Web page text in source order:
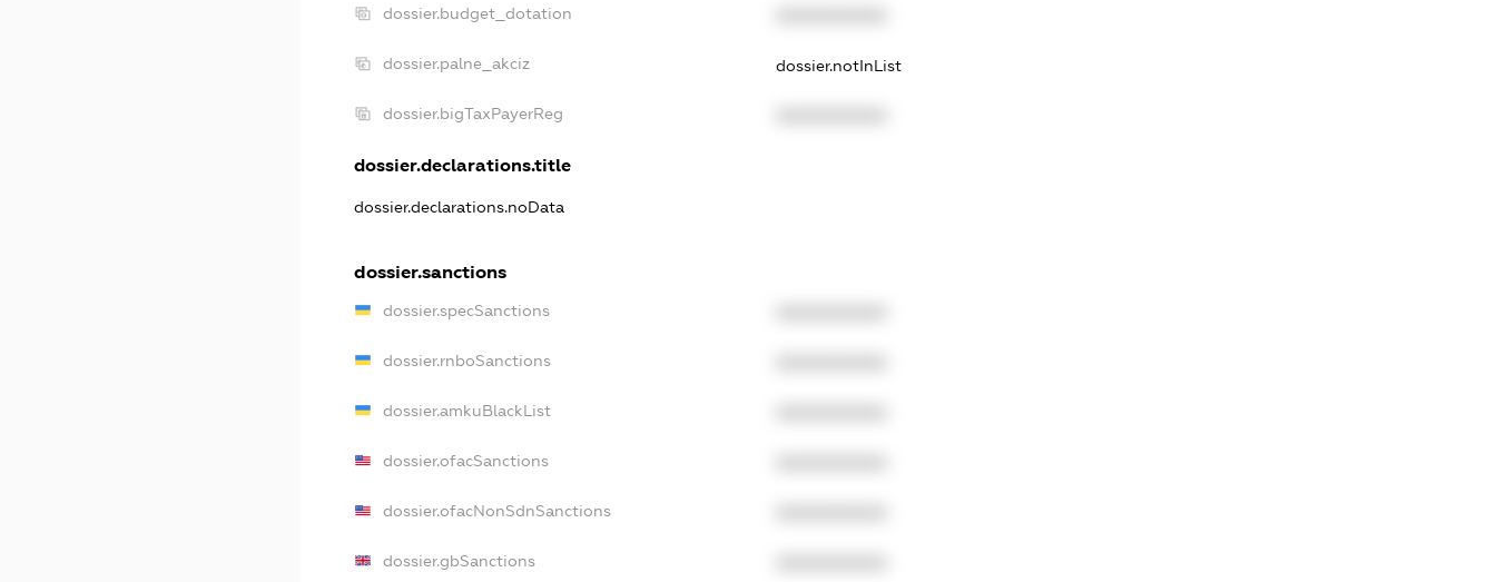
dossier.budget_dotation
dossier.palne_akciz dossier.notInList
dossier.bigTaxPayerReg
dossier.declarations.title
dossier.declarations.noData
dossier.sanctions
dossier.specSanctions
dossier.rnboSanctions
dossier.amkuBlackList
dossier.ofacSanctions
dossier.ofacNonSdnSanctions
dossier.gbSanctions